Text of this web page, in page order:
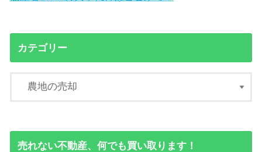
カテゴリー
売れない不動産、何でも買い取ります！